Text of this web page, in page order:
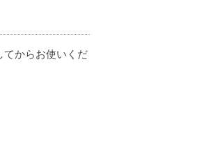
てからお使いくだ